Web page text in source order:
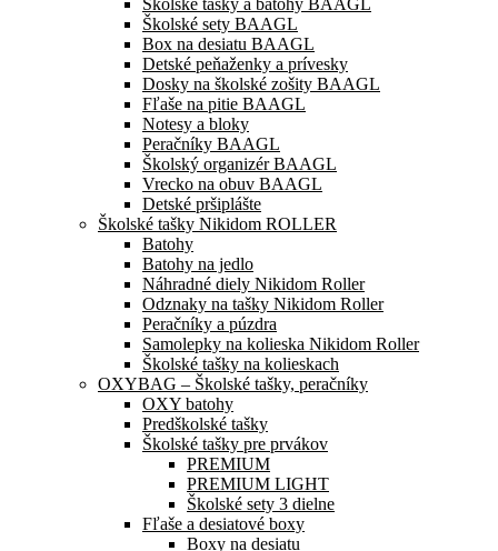
Školské tašky a batohy BAAGL
Školské sety BAAGL
Box na desiatu BAAGL
Detské peňaženky a prívesky
Dosky na školské zošity BAAGL
Fľaše na pitie BAAGL
Notesy a bloky
Peračníky BAAGL
Školský organizér BAAGL
Vrecko na obuv BAAGL
Detské pršiplášte
Školské tašky Nikidom ROLLER
Batohy
Batohy na jedlo
Náhradné diely Nikidom Roller
Odznaky na tašky Nikidom Roller
Peračníky a púzdra
Samolepky na kolieska Nikidom Roller
Školské tašky na kolieskach
OXYBAG – Školské tašky, peračníky
OXY batohy
Predškolské tašky
Školské tašky pre prvákov
PREMIUM
PREMIUM LIGHT
Školské sety 3 dielne
Fľaše a desiatové boxy
Boxy na desiatu